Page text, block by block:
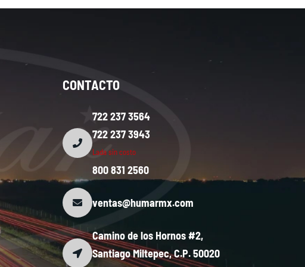
CONTACTO
722 237 3564
722 237 3943
Lada sin costo
800 831 2560
ventas@humarmx.com
Camino de los Hornos #2,
Santiago Miltepec, C.P. 50020